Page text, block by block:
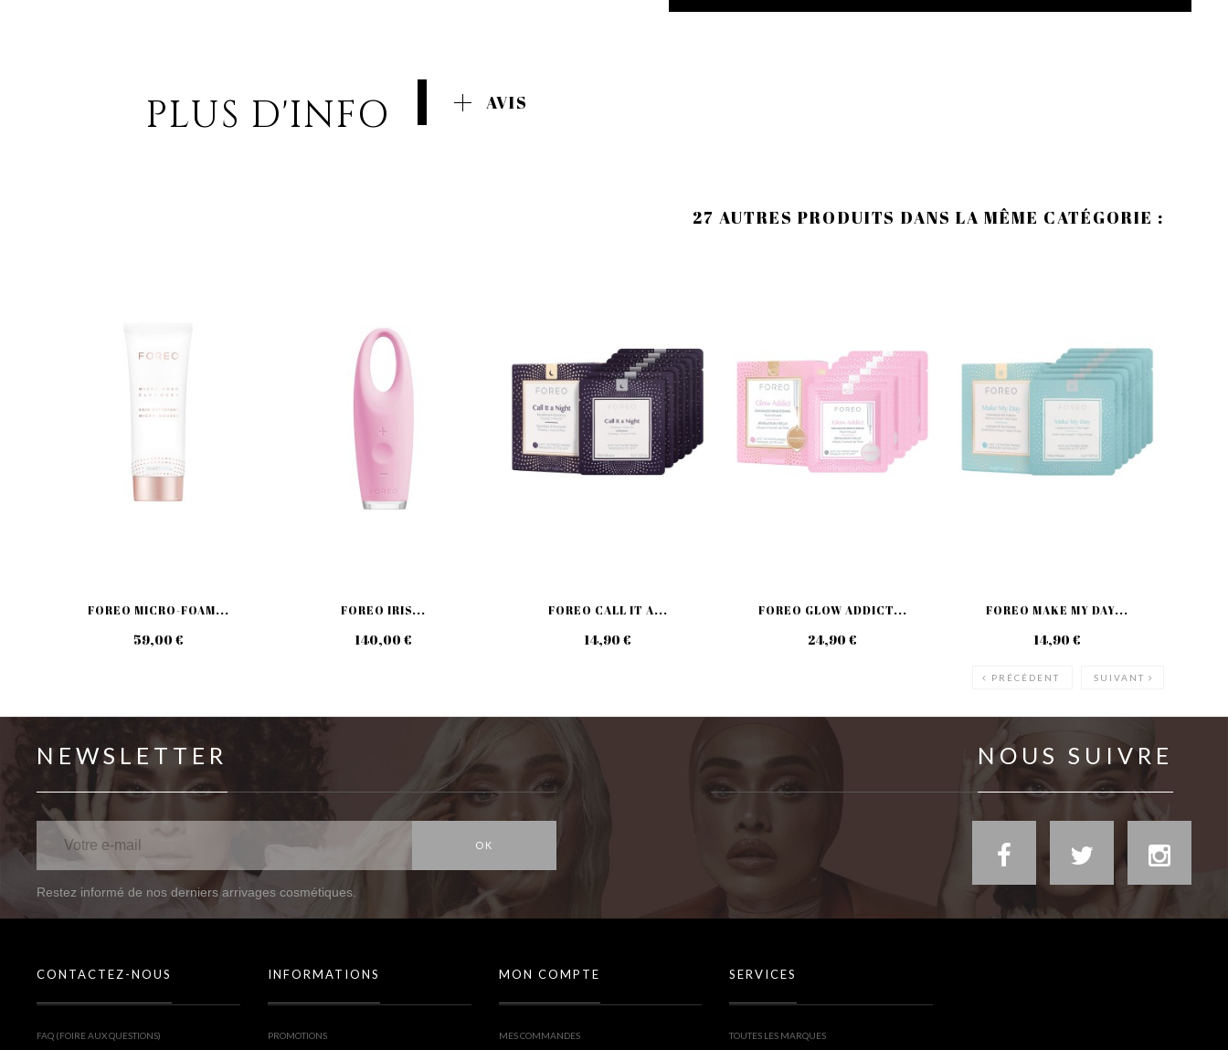
PLUS D'INFO AVIS
27 AUTRES PRODUITS DANS LA MÊME CATÉGORIE :
FOREO MICRO-FOAM...
59,00 €
FOREO IRIS...
140,00 €
FOREO CALL IT A...
14,90 €
FOREO GLOW ADDICT...
24,90 €
FOREO MAKE MY DAY...
14,90 €
PRÉCÉDENT SUIVANT
NEWSLETTER
OK
Restez informé de nos derniers arrivages cosmétiques.
NOUS SUIVRE
CONTACTEZ-NOUS
FAQ (FOIRE AUX QUESTIONS)
INFORMATIONS
PROMOTIONS
MON COMPTE
MES COMMANDES
SERVICES
TOUTES LES MARQUES